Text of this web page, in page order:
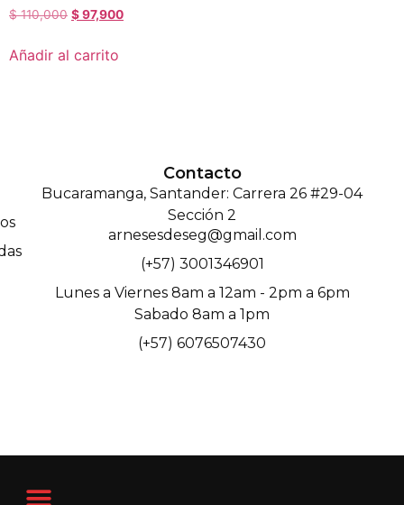
$110,000 $97,900
Añadir al carrito
Contacto
Bucaramanga, Santander: Carrera 26 #29-04
Sección 2
arnesesdeseg@gmail.com
(+57) 3001346901
Lunes a Viernes 8am a 12am - 2pm a 6pm
Sabado 8am a 1pm
(+57) 6076507430